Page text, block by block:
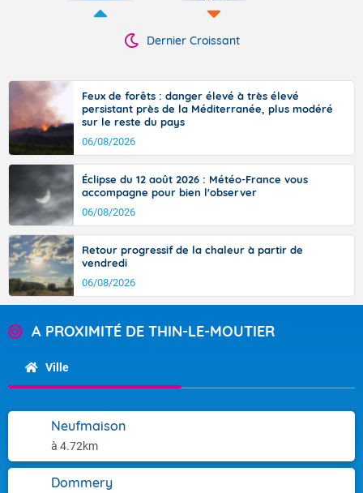
Dernier Croissant
Feux de forêts : danger élevé à très élevé
persistant près de la Méditerranée, plus modéré
sur le reste du pays
06/08/2026
Éclipse du 12 août 2026 : Météo-France vous
accompagne pour bien l'observer
06/08/2026
Retour progressif de la chaleur à partir de
vendredi
06/08/2026
A PROXIMITÉ DE THIN-LE-MOUTIER
Ville
Neufmaison
à 4.72km
Dommery